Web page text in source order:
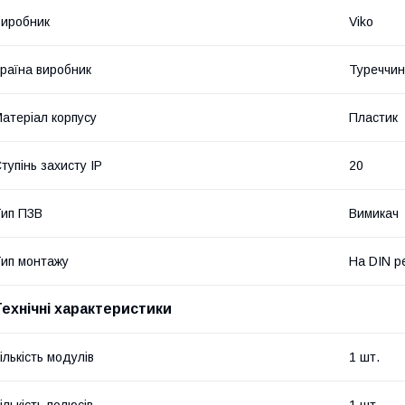
Viko
виробник
корпусу Пластик
захисту IP 20
ПЗВ Вимикач
монтажу На DIN
характеристики
модулів 1 шт.